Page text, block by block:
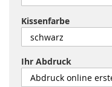
Kissenfarbe
Ihr Abdruck